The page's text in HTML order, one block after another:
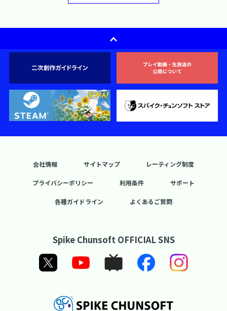
会社情報 サイトマップ レーティング制度
プライバシーポリシー 利用条件 サポート
各種ガイドライン よくあるご質問
Spike Chunsoft OFFICIAL SNS